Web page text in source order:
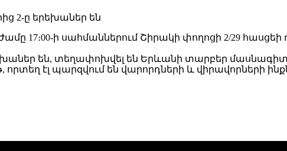
17։00-ի սահմաններում Շիրակի փողոցի 2/29 հասցեի
են, տեղափոխվել են Երևանի տարբեր
էլ պարզվում են վարորդների և վիրավորների